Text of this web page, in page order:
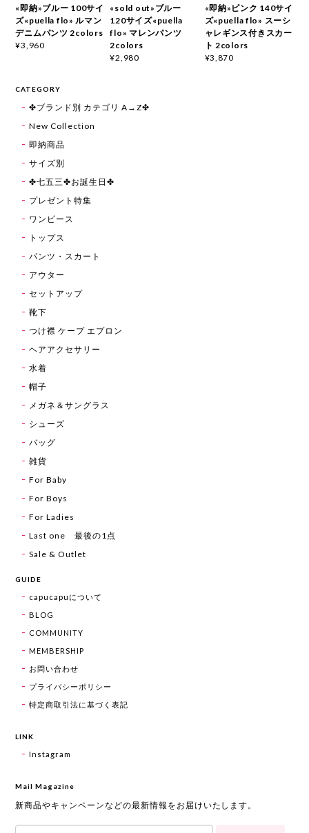
«即納»ブルー 100サイ
ズ«puella flo» ルマン
デニムパンツ 2colors
¥3,960
«sold out»ブルー
120サイズ«puella
flo» マレンパンツ
2colors
¥2,980
«即納»ピンク 140サイ
ズ«puella flo» スーシ
ャレギンス付きスカー
ト 2colors
¥3,870
CATEGORY
✤ブランド別 カテゴリ A→Z✤
New Collection
即納商品
サイズ別
✤七五三✤お誕生日✤
プレゼント特集
ワンピース
トップス
パンツ・スカート
アウター
セットアップ
靴下
つけ襟 ケープ エプロン
ヘアアクセサリー
水着
帽子
メガネ＆サングラス
シューズ
バッグ
雑貨
For Baby
For Boys
For Ladies
Last one 最後の1点
Sale & Outlet
GUIDE
capucapuについて
BLOG
COMMUNITY
MEMBERSHIP
お問い合わせ
プライバシーポリシー
特定商取引法に基づく表記
LINK
Instagram
Mail Magazine
新商品やキャンペーンなどの最新情報をお届けいたします。